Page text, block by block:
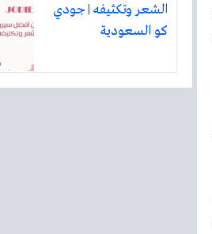
الشعر وتكثيفه | جودي
كو السعودية